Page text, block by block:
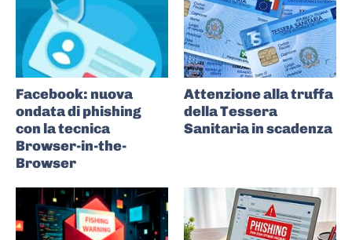
Facebook: nuova
ondata di phishing
con la tecnica
Browser-in-the-
Browser
Attenzione alla truffa
della Tessera
Sanitaria in scadenza